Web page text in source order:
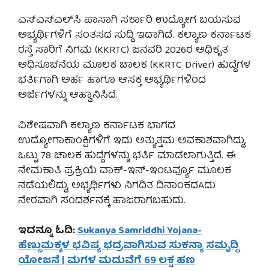
ಎಸ್‌ಎಸ್‌ಎಲ್‌ಸಿ ಪಾಸಾಗಿ ಸರ್ಕಾರಿ ಉದ್ಯೋಗ ಬಯಸುವ
ಅಭ್ಯರ್ಥಿಗಳಿಗೆ ಸಂತಸದ ಸುದ್ದಿ ಇದಾಗಿದೆ. ಕಲ್ಯಾಣ ಕರ್ನಾಟಕ
ರಸ್ತೆ ಸಾರಿಗೆ ನಿಗಮ (KKRTC) ಜನವರಿ 2026ರ ಅಧಿಕೃತ
ಅಧಿಸೂಚನೆಯ ಮೂಲಕ ಚಾಲಕ (KKRTC Driver) ಹುದ್ದೆಗಳ
ಭರ್ತಿಗಾಗಿ ಅರ್ಹ ಹಾಗೂ ಆಸಕ್ತ ಅಭ್ಯರ್ಥಿಗಳಿಂದ
ಅರ್ಜಿಗಳನ್ನು ಆಹ್ವಾನಿಸಿದೆ.
ವಿಶೇಷವಾಗಿ ಕಲ್ಯಾಣ ಕರ್ನಾಟಕ ಭಾಗದ
ಉದ್ಯೋಗಾಕಾಂಕ್ಷಿಗಳಿಗೆ ಇದು ಅತ್ಯುತ್ತಮ ಅವಕಾಶವಾಗಿದ್ದು,
ಒಟ್ಟು 78 ಚಾಲಕ ಹುದ್ದೆಗಳನ್ನು ಭರ್ತಿ ಮಾಡಲಾಗುತ್ತಿದೆ. ಈ
ನೇಮಕಾತಿ ಪ್ರಕ್ರಿಯೆ ವಾಕ್-ಇನ್-ಇಂಟರ್ವ್ಯೂ ಮೂಲಕ
ನಡೆಯಲಿದ್ದು, ಅಭ್ಯರ್ಥಿಗಳು ನಿಗದಿತ ದಿನಾಂಕದAದು
ನೇರವಾಗಿ ಸಂದರ್ಶನಕ್ಕೆ ಹಾಜರಾಗಬಹುದು.
ಇದನ್ನೂ ಓದಿ:Sukanya Samriddhi Yojana-
ಹೆಣ್ಣುಮಕ್ಕಳ ಭವಿಷ್ಯ ಭದ್ರವಾಗಿಸುವ ಸುಕನ್ಯಾ ಸಮೃದ್ಧಿ
ಯೋಜನೆ | ಮಗಳ ಮದುವೆಗೆ 69 ಲಕ್ಷ ಹಣ